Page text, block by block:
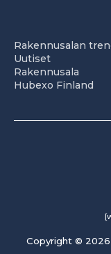
Rakennusalan
Uutiset
Rakennusala
Hubexo Finland
Copyright © 2026